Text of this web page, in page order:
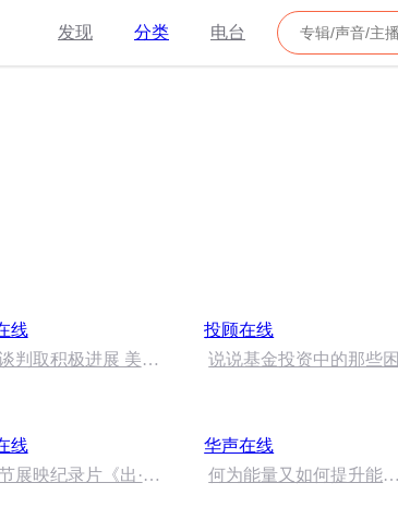
发现 分类 电台
线
判取积极进展 美
投顾在线
说说基金投资中的那些困
线
节展映纪录片《出·
华声在线
何为能量又如何提升能